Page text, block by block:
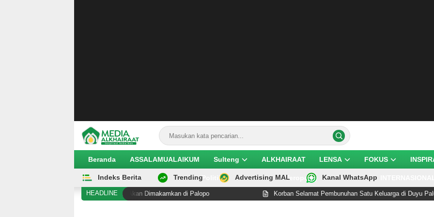
Beranda ASSALAMUALAIKUM Sulteng ALKHAIRAAT LENSA FOKUS
EKOBIS Politik Teropong
Indeks Berita Trending Advertising MAL Kanal WhatsApp
HEADLINE
di Duyu Meninggal, Akan Dimakamkan di Palopo Korban Selamat Pembunuhan Satu Keluarga di Duyu Palu Wafat